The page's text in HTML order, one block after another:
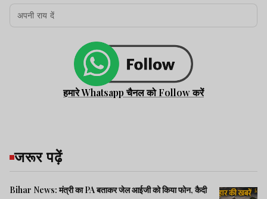
हमारे Whatsapp चैनल को Follow करें
जरूर पढ़ें
Bihar News: मंत्री का PA बताकर जेल आईजी को किया फोन, कैदी